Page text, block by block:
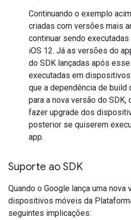
Continuando o exemplo
criadas com versões mais
continuar sendo
iOS 12. Já as versões do
do SDK lançadas após
executadas em
que a dependência de build
para a nova versão do
fazer upgrade dos
posterior se quiserem
app.
Suporte ao SDK
Quando o Google lança uma nova
dispositivos móveis da
seguintes implicações: